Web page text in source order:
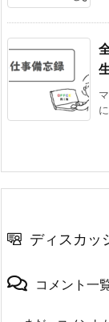
ディスカッ
コメント一